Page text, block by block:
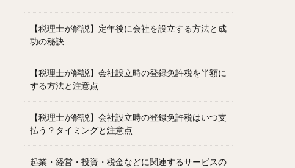
【税理士が解説】定年後に会社を設立する方法と成
功の秘訣
【税理士が解説】会社設立時の登録免許税を半額に
する方法と注意点
【税理士が解説】会社設立時の登録免許税はいつ支
払う？タイミングと注意点
起業・経営・投資・税金などに関連するサービスの